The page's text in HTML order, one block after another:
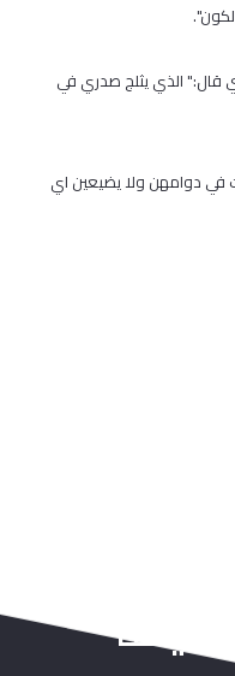
قال:" الذي يثلج صدري في
في دوامهن ولا يضيعين اي
أيضا